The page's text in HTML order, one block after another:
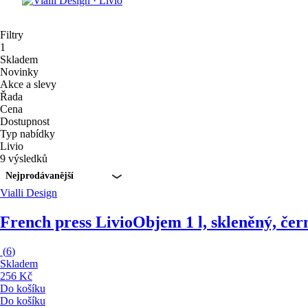
Filtry
1
Skladem
Novinky
Akce a slevy
Řada
Cena
Dostupnost
Typ nabídky
Livio
9 výsledků
Nejprodávanější
Vialli Design
French press LivioObjem 1 l, skleněný,
(6)
Skladem
256 Kč
Do košíku
Do košíku